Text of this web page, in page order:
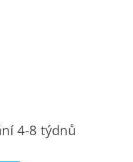
4-8 týdnů